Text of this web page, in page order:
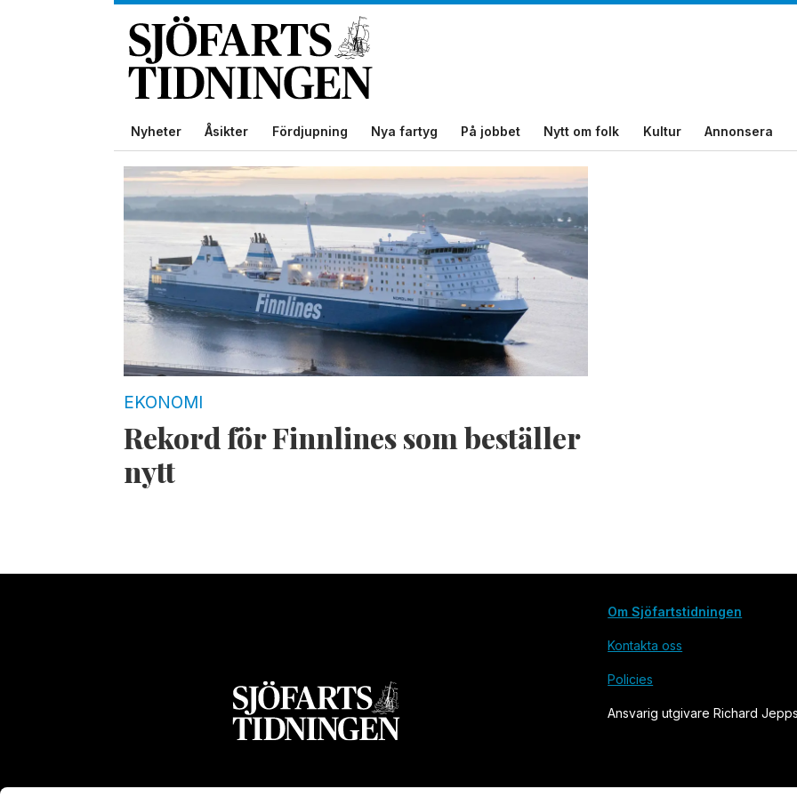
Nyheter Åsikter Fördjupning Nya fartyg På jobbet Nytt om folk Kultur Annonsera
nordlink
EKONOMI
Rekord för Finnlines som beställer
nytt
Om Sjöfartstidningen
Kontakta oss
Policies
Ansvarig utgivare Richard